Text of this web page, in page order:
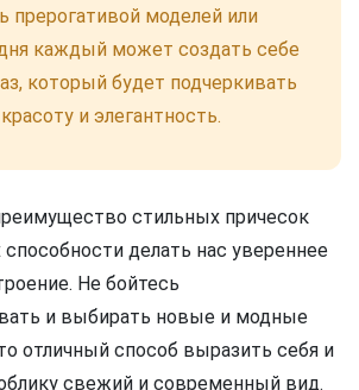
прерогативой моделей или
каждый может создать себе
который будет подчеркивать
и элегантность.
стильных причесок
делать нас увереннее
Не бойтесь
и выбирать новые и модные
отличный способ выразить себя и
свежий и современный вид.